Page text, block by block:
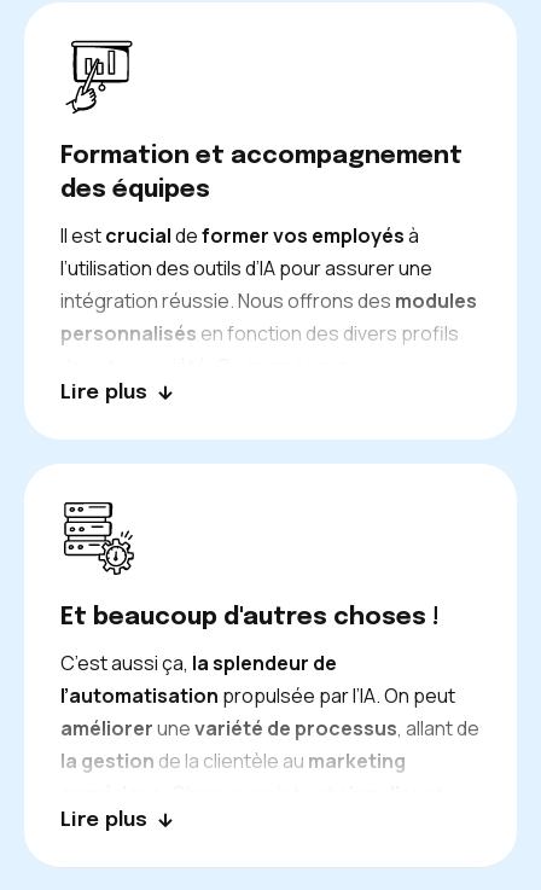
surla qualité
Formation et accompagnement
des équipes
Il estcrucialdeformer vos employésà
l’utilisation des outils d’IA pour assurer une
intégration réussie. Nous offrons des modules
personnalisés en fonction des divers profils
d’accompagnement
travailet garantit uneintégration réussiedes
solutions instaurées.
Lire plus
Et beaucoup d'autres choses !
C’est aussi ça, la splendeur de
l’automatisation propulsée par l’IA. On peut
améliorerunevariété de processus, allant de
la gestion de la clientèle au marketing
peut être personnalisé selon vos exigences
Lire plus